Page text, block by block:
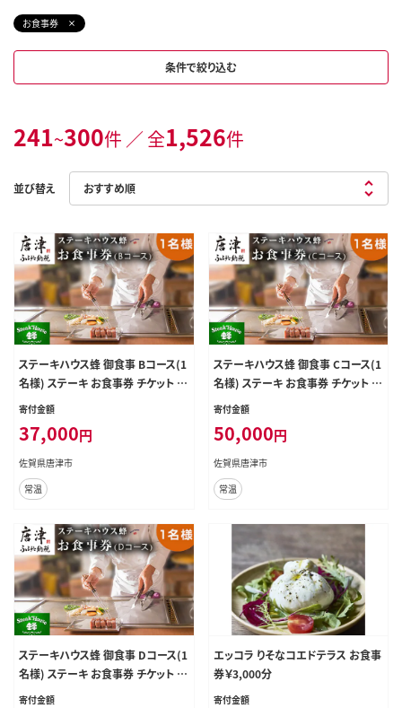
お食事券
条件で絞り込む
241~300件 ／ 全1,526件
並び替え
ステーキハウス蜂 御食事 Bコース(1
名様) ステーキ お食事券 チケット ラ
ンチ ディナー
寄付金額
37,000円
佐賀県唐津市
常温
ステーキハウス蜂 御食事 Cコース(1
名様) ステーキ お食事券 チケット ラ
ンチ ディナー
寄付金額
50,000円
佐賀県唐津市
常温
ステーキハウス蜂 御食事 Dコース(1
名様) ステーキ お食事券 チケット ラ
ンチ ディナー
寄付金額
エッコラ りそなコエドテラス お食事
券￥3,000分
寄付金額